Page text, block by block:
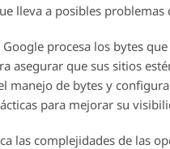
lleva a posibles problemas
procesa los bytes
asegurar que sus sitios
manejo de bytes y
para mejorar su
las complejidades de las